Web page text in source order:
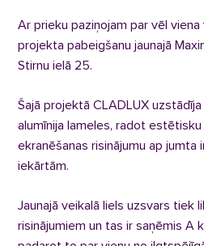
Ar prieku paziņojam par vēl
projekta pabeigšanu jaunajā
Stirnu ielā 25.
Šajā projektā CLADLUX
alumīnija lameles, radot
ekranēšanas risinājumu ap jumta
iekārtām.
Jaunajā veikalā liels uzsvars tiek
risinājumiem un tas ir saņēmis A